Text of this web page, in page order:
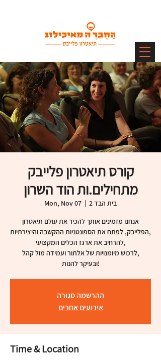
קורס תיאטרון פלייבק
מתחילים.ות הוד השרון
Mon, Nov 07
  |
בית הבד 2
אנחנו מזמינים אותך להכיר את עולם תיאטרון
הפלייבק, לפתח את הספונטניות ההקשבה והיצירתיות,
להרחיב את ארגז הכלים המקצועי,
לרכוש מיומנויות של אלתור ועמידה מול קהל,
ובעיקר להנות!
ההרשמה סגורה
אירועים אחרים
Time & Location